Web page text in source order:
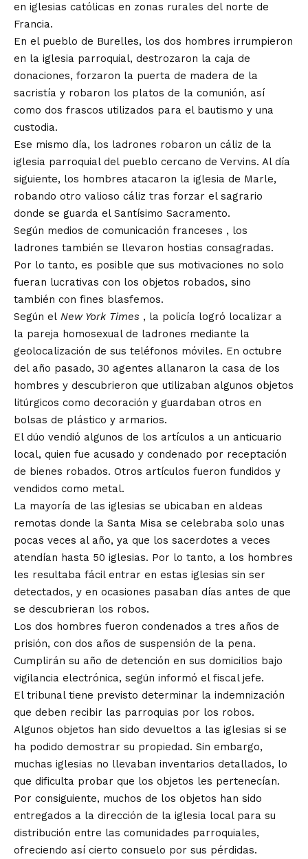
en iglesias católicas en zonas rurales del norte de
Francia.
En el pueblo de Burelles, los dos hombres irrumpieron
en la iglesia parroquial, destrozaron la caja de
donaciones, forzaron la puerta de madera de la
sacristía y robaron los platos de la comunión, así
como dos frascos utilizados para el bautismo y una
custodia.
Ese mismo día, los ladrones robaron un cáliz de la
iglesia parroquial del pueblo cercano de Vervins. Al día
siguiente, los hombres atacaron la iglesia de Marle,
robando otro valioso cáliz tras forzar el sagrario
donde se guarda el Santísimo Sacramento.
Según medios de comunicación franceses , los
ladrones también se llevaron hostias consagradas.
Por lo tanto, es posible que sus motivaciones no solo
fueran lucrativas con los objetos robados, sino
también con fines blasfemos.
Según el New York Times , la policía logró localizar a
la pareja homosexual de ladrones mediante la
geolocalización de sus teléfonos móviles. En octubre
del año pasado, 30 agentes allanaron la casa de los
hombres y descubrieron que utilizaban algunos objetos
litúrgicos como decoración y guardaban otros en
bolsas de plástico y armarios.
El dúo vendió algunos de los artículos a un anticuario
local, quien fue acusado y condenado por receptación
de bienes robados. Otros artículos fueron fundidos y
vendidos como metal.
La mayoría de las iglesias se ubicaban en aldeas
remotas donde la Santa Misa se celebraba solo unas
pocas veces al año, ya que los sacerdotes a veces
atendían hasta 50 iglesias. Por lo tanto, a los hombres
les resultaba fácil entrar en estas iglesias sin ser
detectados, y en ocasiones pasaban días antes de que
se descubrieran los robos.
Los dos hombres fueron condenados a tres años de
prisión, con dos años de suspensión de la pena.
Cumplirán su año de detención en sus domicilios bajo
vigilancia electrónica, según informó el fiscal jefe.
El tribunal tiene previsto determinar la indemnización
que deben recibir las parroquias por los robos.
Algunos objetos han sido devueltos a las iglesias si se
ha podido demostrar su propiedad. Sin embargo,
muchas iglesias no llevaban inventarios detallados, lo
que dificulta probar que los objetos les pertenecían.
Por consiguiente, muchos de los objetos han sido
entregados a la dirección de la iglesia local para su
distribución entre las comunidades parroquiales,
ofreciendo así cierto consuelo por sus pérdidas.